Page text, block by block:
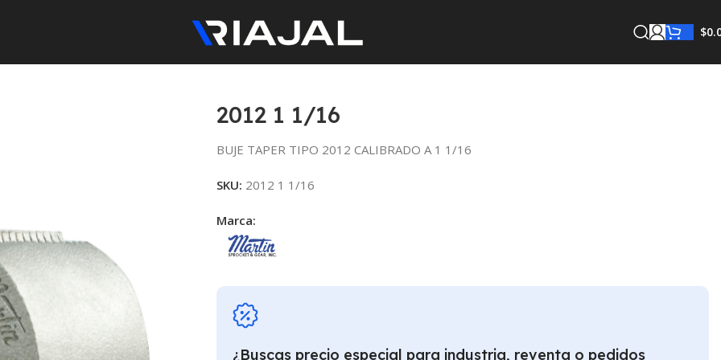
$
2012 1 1/16
BUJE TAPER TIPO 2012 CALIBRADO A 1 1/16
SKU: 2012 1 1/16
Marca:
¿Buscas precio especial para industria, reventa o pedidos